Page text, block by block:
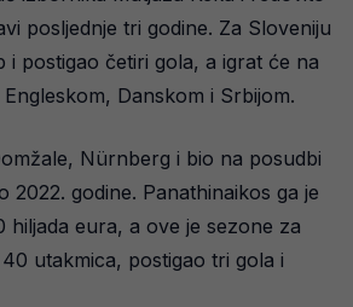
posljednje tri godine. Za Sloveniju
i postigao četiri gola, a igrat će na
Danskom i Srbijom.
Nürnberg i bio na posudbi
2022. godine. Panathinaikos ga je
hiljada eura, a ove je sezone za
utakmica, postigao tri gola i